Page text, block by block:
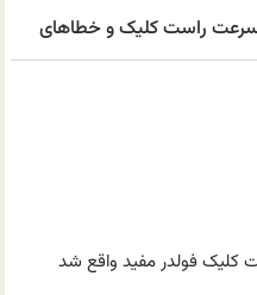
سرعت راست کلیک و خطاهای
کلیک فولدر مفید واقع شد